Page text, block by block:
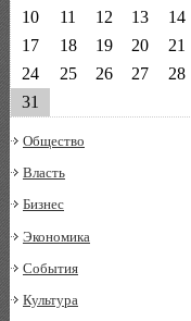
10
11 12 13 14
17
18 19 20 21
24
25 26 27 28
31
Общество
Власть
Бизнес
Экономика
События
Культура